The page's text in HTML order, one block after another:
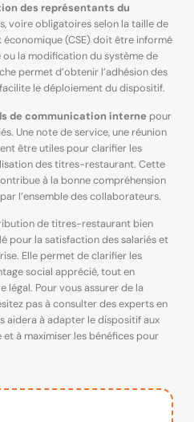
des représentants du
voire obligatoires selon la taille de
économique (CSE) doit être informé
la modification du système de
permet d’obtenir l’adhésion des
le déploiement du dispositif.
de communication interne pour
Une note de service, une réunion
être utiles pour clarifier les
des titres-restaurant. Cette
à la bonne compréhension
l’ensemble des collaborateurs.
de titres-restaurant bien
pour la satisfaction des salariés et
Elle permet de clarifier les
social apprécié, tout en
légal. Pour vous assurer de la
pas à consulter des experts en
aidera à adapter le dispositif aux
à maximiser les bénéfices pour